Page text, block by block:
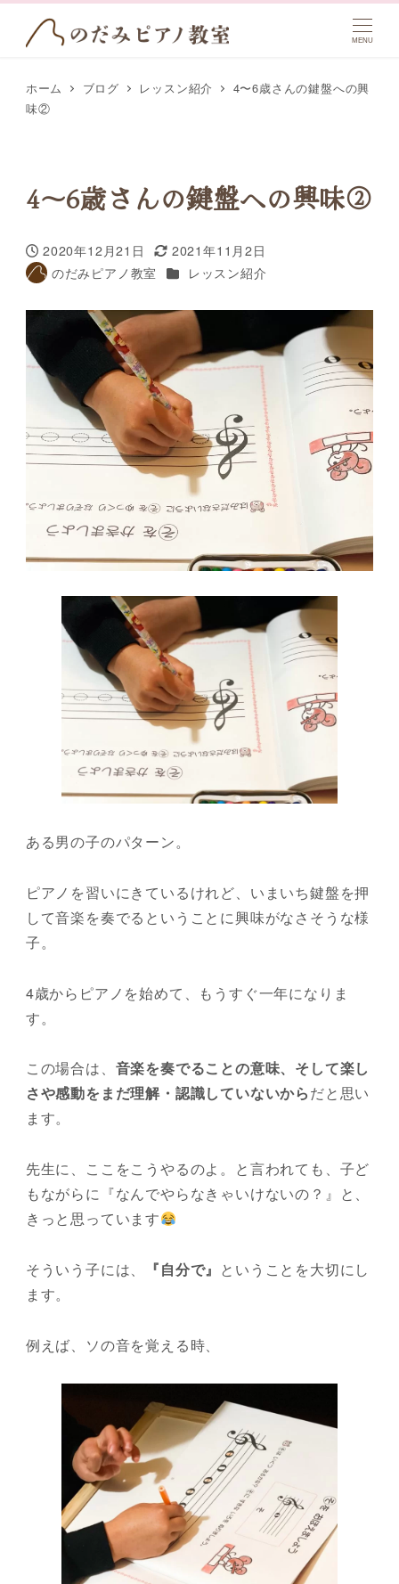
MENU
ホーム ブログ レッスン紹介
4〜6歳さんの鍵盤への興
味②
4〜6歳さんの鍵盤への興味②
投稿日
2020年12月21日
更新日
2021年11月2日
著
のだみピアノ教室 カテゴリー
レッスン紹介
ある男の子のパターン。
ピアノを習いにきているけれど、いまいち鍵盤を押
して音楽を奏でるということに興味がなさそうな様
子。
4歳からピアノを始めて、もうすぐ一年になりま
す。
この場合は、 音楽を奏でることの意味、そして楽し
さや感動をまだ理解・認識していないからだと思い
ます。
先生に、ここをこうやるのよ。と言われても、子ど
もながらに『なんでやらなきゃいけないの？』と、
きっと思っています
そういう子には、 『自分で』 ということを大切にし
ます。
例えば、ソの音を覚える時、